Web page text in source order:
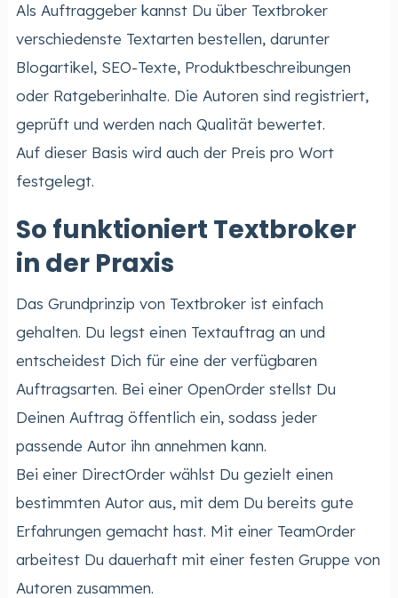
Als Auftraggeber kannst Du über Textbroker
verschiedenste Textarten bestellen, darunter
Blogartikel, SEO-Texte, Produktbeschreibungen
oder Ratgeberinhalte. Die Autoren sind registriert,
geprüft und werden nach Qualität bewertet.
Auf dieser Basis wird auch der Preis pro Wort
festgelegt.
So funktioniert Textbroker
in der Praxis
Das Grundprinzip von Textbroker ist einfach
gehalten. Du legst einen Textauftrag an und
entscheidest Dich für eine der verfügbaren
Auftragsarten. Bei einer OpenOrder stellst Du
Deinen Auftrag öffentlich ein, sodass jeder
passende Autor ihn annehmen kann.
Bei einer DirectOrder wählst Du gezielt einen
bestimmten Autor aus, mit dem Du bereits gute
Erfahrungen gemacht hast. Mit einer TeamOrder
arbeitest Du dauerhaft mit einer festen Gruppe von
Autoren zusammen.